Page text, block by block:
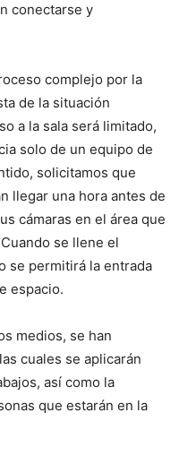
conectarse y
complejo por la
de la situación
a la sala será limitado,
solo de un equipo de
solicitamos que
llegar una hora antes de
cámaras en el área que
se llene el
se permitirá la entrada
espacio.
medios, se han
cuales se aplicarán
así como la
que estarán en la